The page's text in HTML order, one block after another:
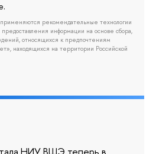
рекомендательные технологии
информации на основе сбора,
относящихся к предпочтениям
находящихся на территории Российской
НИУ ВШЭ теперь в